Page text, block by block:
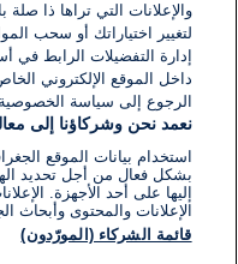
والإعلانات التي تراها ذا
لتغيير اختياراتك أو سحب
إدارة التفضيلات الرابط في
داخل الموقع الإلكتروني
الرجوع إلى سياسة الخصوصية
نعمد نحن وشركاؤنا إلى
استخدام بيانات الموقع
بشكل فعال من أجل تحديد
إليها على أحد الأجهزة.
الإعلانات والمحتوى وأبحاث
قائمة الشركاء (المورّدون)